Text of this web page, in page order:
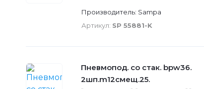
Производитель: Sampa
Артикул: SP 55881-K
Пневмопод. со стак. bpw36.
2шп.m12смещ.25.